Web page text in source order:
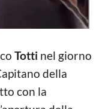
Totti nel giorno
della
con la